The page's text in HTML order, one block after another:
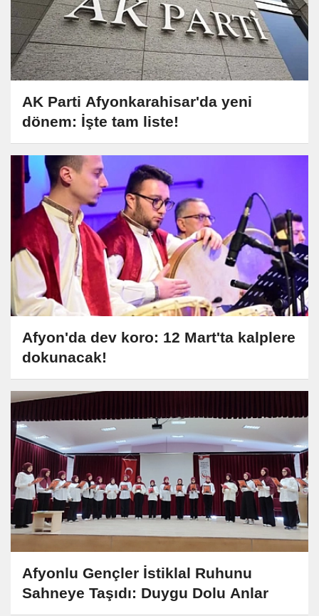
AK Parti Afyonkarahisar'da yeni
dönem: İşte tam liste!
Afyon'da dev koro: 12 Mart'ta kalplere
dokunacak!
Afyonlu Gençler İstiklal Ruhunu
Sahneye Taşıdı: Duygu Dolu Anlar